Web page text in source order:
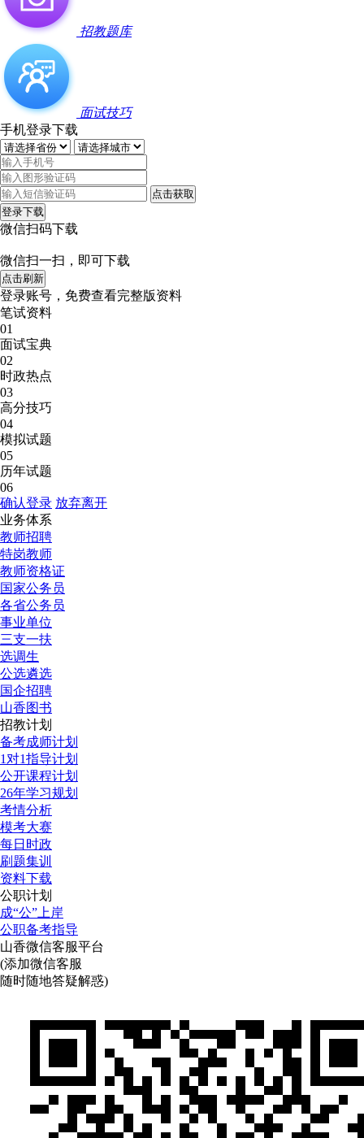
招教题库
面试技巧
手机登录下载
点击获取
登录下载
微信扫码下载
微信扫一扫，即可下载
点击刷新
登录账号，免费查看完整版资料
笔试资料
01
面试宝典
02
时政热点
03
高分技巧
04
模拟试题
05
历年试题
06
确认登录 放弃离开
业务体系
教师招聘
特岗教师
教师资格证
国家公务员
各省公务员
事业单位
三支一扶
选调生
公选遴选
国企招聘
山香图书
招教计划
备考成师计划
1对1指导计划
公开课程计划
26年学习规划
考情分析
模考大赛
每日时政
刷题集训
资料下载
公职计划
成“公”上岸
公职备考指导
山香微信客服平台
(添加微信客服
随时随地答疑解惑)